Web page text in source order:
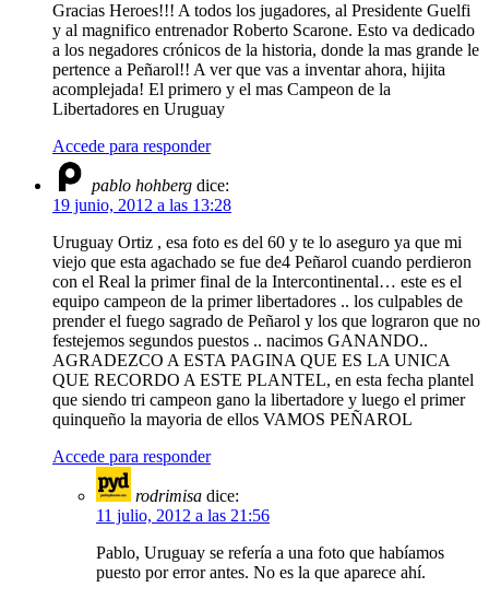
Gracias Heroes!!! A todos los jugadores, al Presidente Guelfi
y al magnifico entrenador Roberto Scarone. Esto va dedicado
a los negadores crónicos de la historia, donde la mas grande le
pertence a Peñarol!! A ver que vas a inventar ahora, hijita
acomplejada! El primero y el mas Campeon de la
Libertadores en Uruguay
Accede para responder
pablo hohberg dice:
19 junio, 2012 a las 13:28
Uruguay Ortiz , esa foto es del 60 y te lo aseguro ya que mi
viejo que esta agachado se fue de4 Peñarol cuando perdieron
con el Real la primer final de la Intercontinental… este es el
equipo campeon de la primer libertadores .. los culpables de
prender el fuego sagrado de Peñarol y los que lograron que no
festejemos segundos puestos .. nacimos GANANDO..
AGRADEZCO A ESTA PAGINA QUE ES LA UNICA
QUE RECORDO A ESTE PLANTEL, en esta fecha plantel
que siendo tri campeon gano la libertadore y luego el primer
quinqueño la mayoria de ellos VAMOS PEÑAROL
Accede para responder
rodrimisa dice:
11 julio, 2012 a las 21:56
Pablo, Uruguay se refería a una foto que habíamos
puesto por error antes. No es la que aparece ahí.